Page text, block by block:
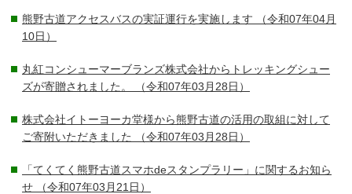
熊野古道アクセスバスの実証運行を実施します （令和07年04月
10日）
丸紅コンシューマーブランズ株式会社からトレッキングシュー
ズが寄贈されました。
（令和07年03月28日）
株式会社イトーヨーカ堂様から熊野古道の活用の取組に対して
ご寄附いただきました
（令和07年03月28日）
「てくてく熊野古道スマホdeスタンプラリー」に関するお知ら
せ （令和07年03月21日）